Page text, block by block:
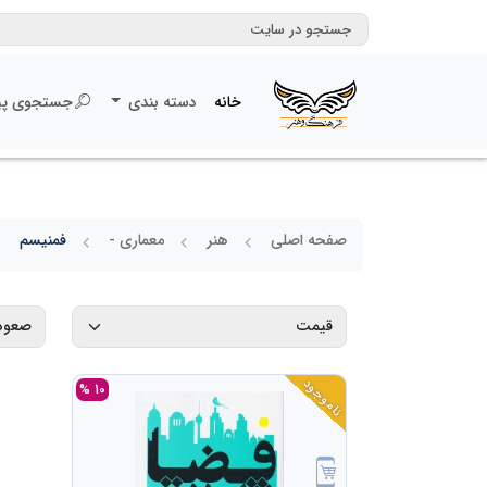
خانه دسته بندی جستجوی
صفحه اصلی هنر معماری - فمنیسم
ناموجود 10 %